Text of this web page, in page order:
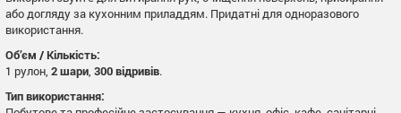
або догляду за кухонним приладдям. Придатні для одноразового
використання.
Об’єм / Кількість:
1 рулон, 2 шари, 300 відривів.
Тип використання: